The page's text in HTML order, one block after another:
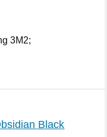
3M2;
Black